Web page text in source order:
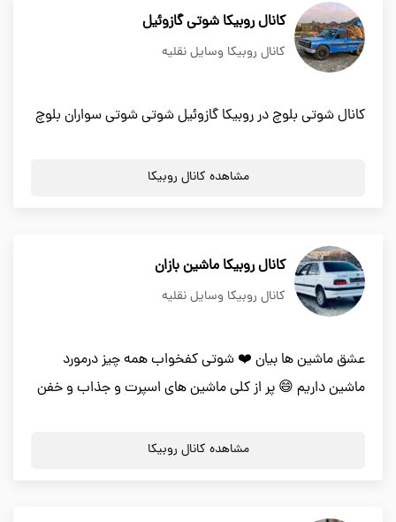
کانال روبیکا شوتی گازوئیل
کانال روبیکا وسایل نقلیه
کانال شوتی بلوچ در روبیکا گازوئیل شوتی شوتی سواران بلوچ
مشاهده کانال روبیکا
کانال روبیکا ماشین بازان
کانال روبیکا وسایل نقلیه
عشق ماشین ها بیان ❤️ شوتی کفخواب همه چیز درمورد
ماشین داریم 😄 پر از کلی ماشین های اسپرت و جذاب و خفن
مشاهده کانال روبیکا